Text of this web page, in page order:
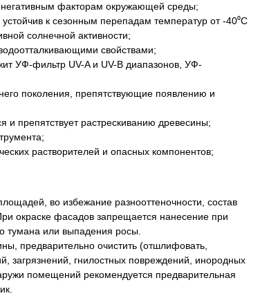
факторам окружающей среды;
к сезонным перепадам температур от -40⁰С
солнечной активности;
свойствами;
УФ-фильтр UV-A и UV-B диапазонов, УФ-
поколения, препятствующие появлению и
и препятствует растрескиванию древесины;
растворителей и опасных компонентов;
во избежание разнооттеночности, состав
окраске фасадов запрещается нанесение при
тумана или выпадения росы.
предварительно очистить (отшлифовать,
загрязнений, гнилостных повреждений, инородных
помещений рекомендуется предварительная